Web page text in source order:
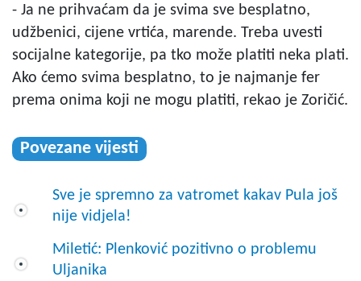
- Ja ne prihvaćam da je svima sve besplatno,
udžbenici, cijene vrtića, marende. Treba uvesti
socijalne kategorije, pa tko može platiti neka plati.
Ako ćemo svima besplatno, to je najmanje fer
prema onima koji ne mogu platiti, rekao je Zoričić.
Povezane vijesti
Sve je spremno za vatromet kakav Pula još
nije vidjela!
Miletić: Plenković pozitivno o problemu
Uljanika